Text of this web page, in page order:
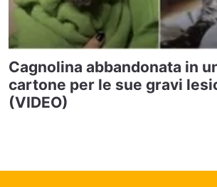
Cagnolina abbandonata in
cartone per le sue gravi
(VIDEO)